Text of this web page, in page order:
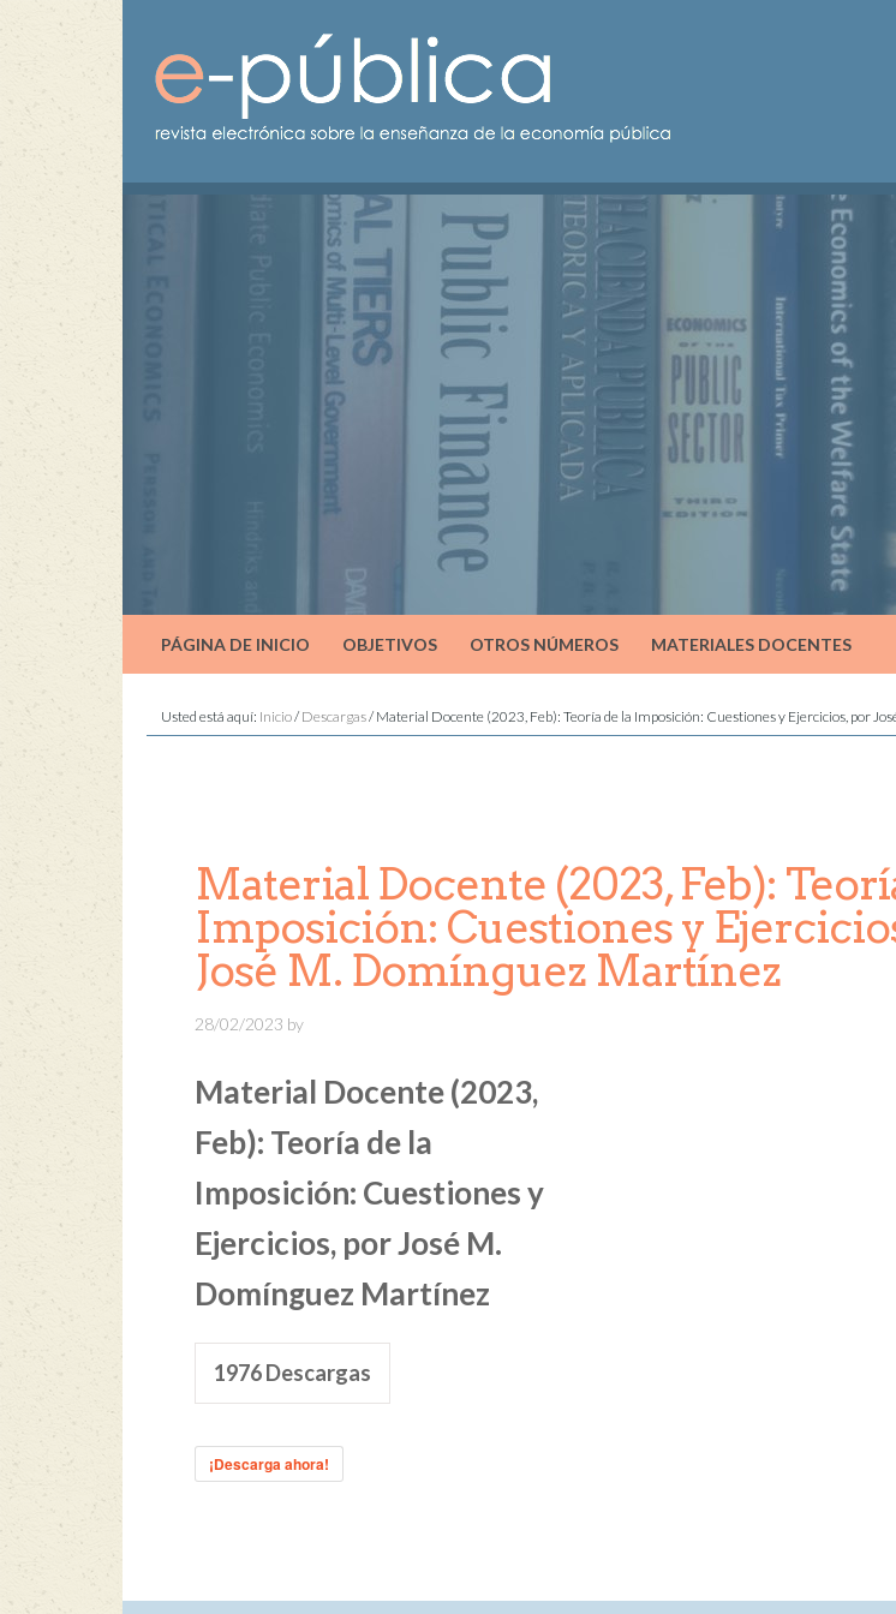
PÁGINA DE INICIO OBJETIVOS OTROS NÚMEROS MATERIALES DOCENTES
Usted está aquí: Inicio/ Descargas/ Material Docente (2023, Feb): Teoría de la Imposición: Cuestiones y Ejercicios, por
Material Docente (2023, Feb):
Imposición: Cuestiones y
José M. Domínguez Martínez
28/02/2023 by
Material Docente (2023,
Feb): Teoría de la
Imposición: Cuestiones y
Ejercicios, por José M.
Domínguez Martínez
1976Descargas
¡Descarga ahora!